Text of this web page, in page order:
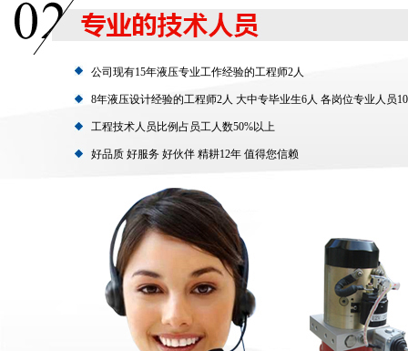
公司现有15年液压专业工作经验的工程师2人
8年液压设计经验的工程师2人 大中专毕业生6人 各岗位专业人员
工程技术人员比例占员工人数50%以上
好品质 好服务 好伙伴 精耕12年 值得您信赖